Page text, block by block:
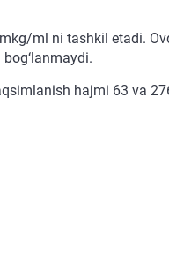
ml ni tashkil etadi.
hajmi 63 va